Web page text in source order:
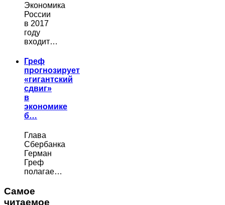
Экономика
России
в 2017
году
входит…
Греф
прогнозирует
«гигантский
сдвиг»
в
экономике
б…
Глава
Сбербанка
Герман
Греф
полагае…
Самое
читаемое